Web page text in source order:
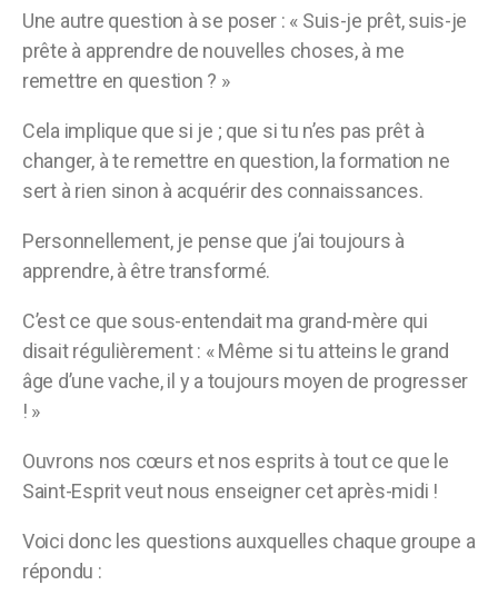
Une autre question à se poser : « Suis-je prêt, suis-je
prête à apprendre de nouvelles choses, à me
remettre en question ? »
Cela implique que si je ; que si tu n’es pas prêt à
changer, à te remettre en question, la formation ne
sert à rien sinon à acquérir des connaissances.
Personnellement, je pense que j’ai toujours à
apprendre, à être transformé.
C’est ce que sous-entendait ma grand-mère qui
disait régulièrement : « Même si tu atteins le grand
âge d’une vache, il y a toujours moyen de progresser
! »
Ouvrons nos cœurs et nos esprits à tout ce que le
Saint-Esprit veut nous enseigner cet après-midi !
Voici donc les questions auxquelles chaque groupe a
répondu :